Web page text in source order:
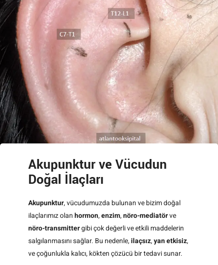
Akupunktur ve Vücudun
Doğal İlaçları
Akupunktur, vücudumuzda bulunan ve bizim doğal
ilaçlarımız olanhormon,enzim,nöro-mediatörve
nöro-transmittergibi çok değerli ve etkili maddelerin
salgılanmasını sağlar. Bu nedenle,ilaçsız,yan etkisiz,
ve çoğunlukla kalıcı, kökten çözücü bir tedavi sunar.